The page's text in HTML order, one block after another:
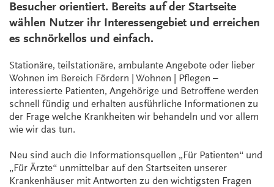
Besucher orientiert. Bereits auf der Startseite
wählen Nutzer ihr Interessengebiet und erreichen
es schnörkellos und einfach.
Stationäre, teilstationäre, ambulante Angebote oder lieber
Wohnen im Bereich Fördern | Wohnen | Pflegen –
interessierte Patienten, Angehörige und Betroffene werden
schnell fündig und erhalten ausführliche Informationen zu
der Frage welche Krankheiten wir behandeln und vor allem
wie wir das tun.
Neu sind auch die Informationsquellen „Für Patienten“ und
„Für Ärzte“ unmittelbar auf den Startseiten unserer
Krankenhäuser mit Antworten zu den wichtigsten Fragen